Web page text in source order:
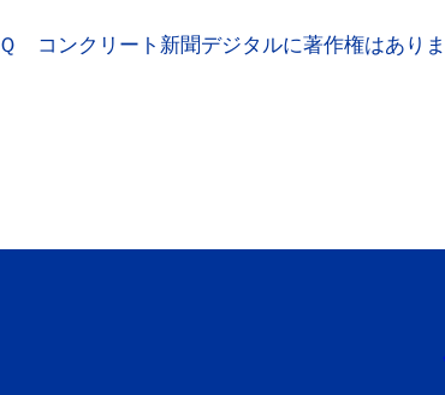
承諾・不承諾の結果について異議を述べ
（２）購読申込者の登録情報に不備が
第６条 購読単位と料金
（２）セット版 本紙紙面版46,860円
Ｑ コンクリート新聞デジタルに著作権はあり